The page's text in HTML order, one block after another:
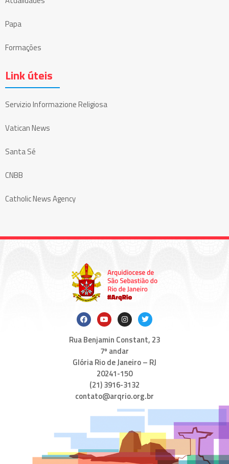
Papa
Formações
Link úteis
Servizio Informazione Religiosa
Vatican News
Santa Sé
CNBB
Catholic News Agency
Rua Benjamin Constant, 23
7º andar
Glória Rio de Janeiro – RJ
20241-150
(21) 3916-3132
contato@arqrio.org.br